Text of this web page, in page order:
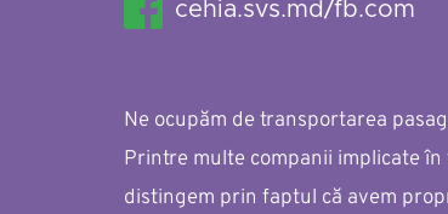
cehia.svs.md/fb.com
Ne ocupăm de transportarea
Printre multe companii implicate
distingem prin faptul că avem